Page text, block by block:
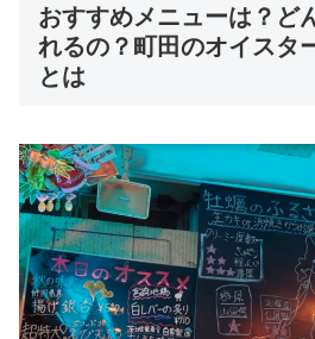
おすすめメニューは？ど
れるの？町田のオイスタ
とは